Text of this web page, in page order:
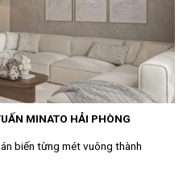
MINATO HẢI PHÒNG
biến từng mét vuông thành